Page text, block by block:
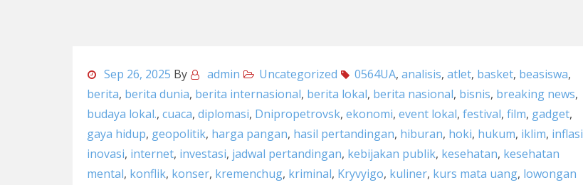
Sep 26, 2025 By admin Uncategorized 0564UA, analisis, atlet, basket, beasiswa,
berita, berita dunia, berita internasional, berita lokal, berita nasional, bisnis, breaking news,
budaya lokal., cuaca, diplomasi, Dnipropetrovsk, ekonomi, event lokal, festival, film, gadget,
gaya hidup, geopolitik, harga pangan, hasil pertandingan, hiburan, hoki, hukum, iklim, inflasi
inovasi, internet, investasi, jadwal pertandingan, kebijakan publik, kesehatan, kesehatan
mental, konflik, konser, kremenchug, kriminal, Kryvyigo, kuliner, kurs mata uang, lowongan